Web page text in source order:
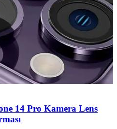
14 Pro Kamera Lens